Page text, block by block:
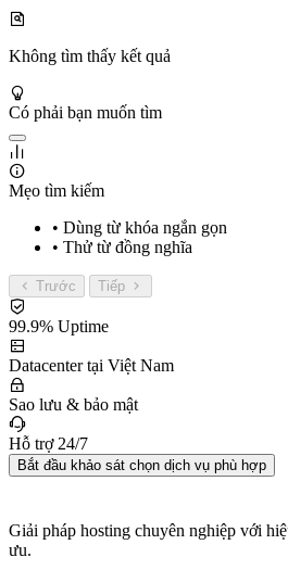
Không tìm thấy kết quả
Có phải bạn muốn tìm
Mẹo tìm kiếm
• Dùng từ khóa ngắn gọn
• Thử từ đồng nghĩa
Trước Tiếp
99.9% Uptime
Datacenter tại Việt Nam
Sao lưu & bảo mật
Hỗ trợ 24/7
Bắt đầu khảo sát chọn dịch vụ phù hợp
Giải pháp hosting chuyên nghiệp với
ưu.